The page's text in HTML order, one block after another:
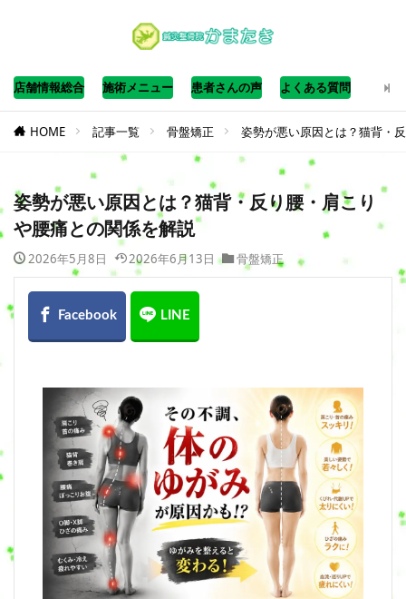
店舗情報総合 施術メニュー 患者さんの声 よくある質問
HOME 記事一覧 骨盤矯正 姿勢が悪い原因とは？猫背・
姿勢が悪い原因とは？猫背・反り腰・肩こり
や腰痛との関係を解説
2026年5月8日 2026年6月13日 骨盤矯正